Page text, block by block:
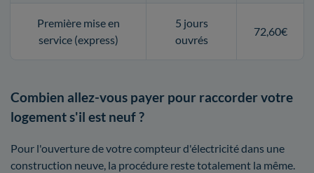
Première mise en
service (express)
5 jours
ouvrés
72,60€
Combien allez-vous payer pour raccorder votre
logement s'il est neuf ?
Pour l'ouverture de votre compteur d'électricité dans une
construction neuve, la procédure reste totalement la même.